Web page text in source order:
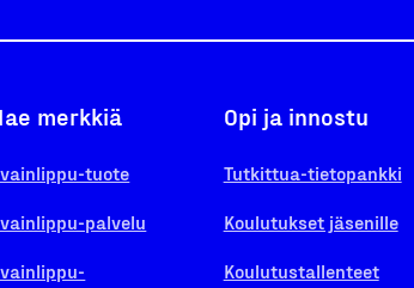
merkkiä
tuote
palvelu
Opi ja innostu
Tutkittua-tietopankki
Koulutukset jäsenille
Koulutustallenteet